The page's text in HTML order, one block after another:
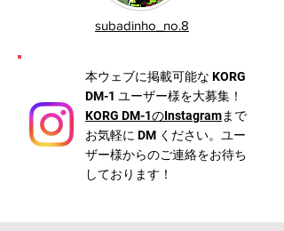
subadinho_no.8
本ウェブに掲載可能な KORG
DM-1 ユーザー様を大募集！
KORG DM-1のInstagramまで
お気軽に DM ください。ユー
ザー様からのご連絡をお待ち
しております！​